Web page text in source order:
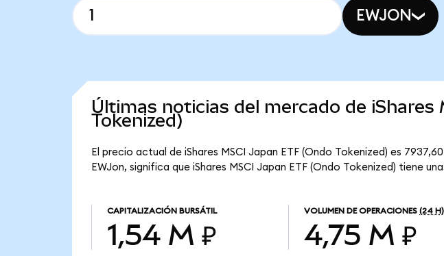
EWJON
Últimas noticias del mercado de iShares
Tokenized)
El precio actual de iShares MSCI Japan ETF (Ondo Tokenized) es
EWJon, significa que iShares MSCI Japan ETF (Ondo Tokenized) tiene
CAPITALIZACIÓN BURSÁTIL
1,54 M ₽
VOLUMEN DE OPERACIONES (24 H)
4,75 M ₽